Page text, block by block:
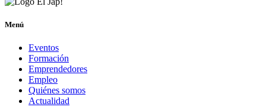
Menú
Eventos
Formación
Emprendedores
Empleo
Quiénes somos
Actualidad